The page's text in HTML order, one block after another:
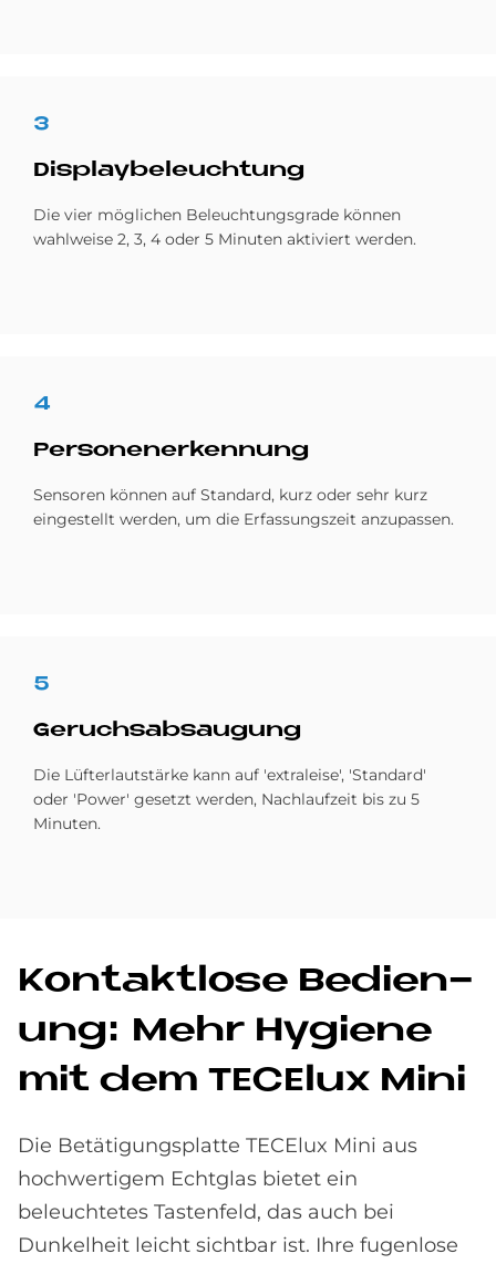
3
Dis­play­be­leuch­tung
Die vier möglichen Beleuchtungsgrade können
wahlweise 2, 3, 4 oder 5 Minuten aktiviert werden.
4
Per­so­nen­er­ken­nung
Sensoren können auf Standard, kurz oder sehr kurz
eingestellt werden, um die Erfassungszeit anzupassen.
5
Ge­ruchs­ab­sau­gung
Die Lüfterlautstärke kann auf 'extraleise', 'Standard'
oder 'Power' gesetzt werden, Nachlaufzeit bis zu 5
Minuten.
Kon­takt­lo­se Be­die­n­
ung: Mehr Hy­gie­ne
mit dem TE­CE­lux Mini
Die Betätigungsplatte TECElux Mini aus
hochwertigem Echtglas bietet ein
beleuchtetes Tastenfeld, das auch bei
Dunkelheit leicht sichtbar ist. Ihre fugenlose